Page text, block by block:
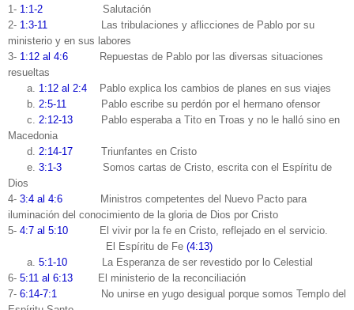
1- 1:1-2 Salutación
2- 1:3-11 Las tribulaciones y aflicciones de Pablo por su
ministerio y en sus labores
3- 1:12 al 4:6 Repuestas de Pablo por las diversas situaciones
resueltas
a. 1:12 al 2:4 Pablo explica los cambios de planes en sus viajes
b. 2:5-11 Pablo escribe su perdón por el hermano ofensor
c. 2:12-13 Pablo esperaba a Tito en Troas y no le halló sino en
Macedonia
d. 2:14-17 Triunfantes en Cristo
e. 3:1-3 Somos cartas de Cristo, escrita con el Espíritu de
Dios
4- 3:4 al 4:6 Ministros competentes del Nuevo Pacto para
iluminación del conocimiento de la gloria de Dios por Cristo
5- 4:7 al 5:10 El vivir por la fe en Cristo, reflejado en el servicio.
El Espíritu de Fe (4:13)
a. 5:1-10 La Esperanza de ser revestido por lo Celestial
6- 5:11 al 6:13 El ministerio de la reconciliación
7- 6:14-7:1 No unirse en yugo desigual porque somos Templo del